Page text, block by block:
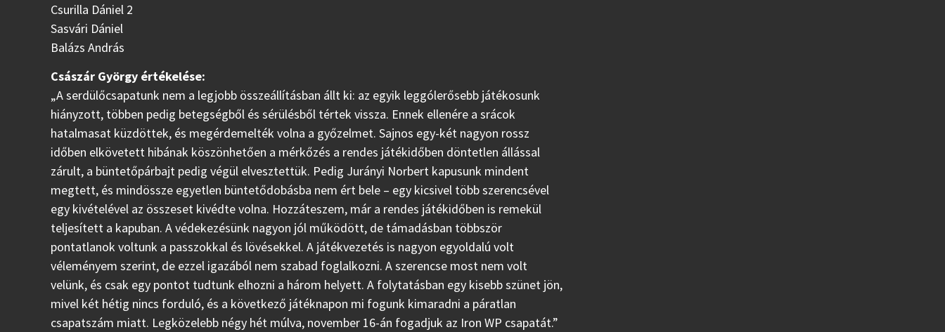
Csurilla Dániel 2
Sasvári Dániel
Balázs András
Császár György értékelése:
„A serdülőcsapatunk nem a legjobb összeállításban állt ki: az egyik leggólerősebb játékosunk
hiányzott, többen pedig betegségből és sérülésből tértek vissza. Ennek ellenére a srácok
hatalmasat küzdöttek, és megérdemelték volna a győzelmet. Sajnos egy-két nagyon rossz
időben elkövetett hibának köszönhetően a mérkőzés a rendes játékidőben döntetlen állással
zárult, a büntetőpárbajt pedig végül elvesztettük. Pedig Jurányi Norbert kapusunk mindent
megtett, és mindössze egyetlen büntetődobásba nem ért bele – egy kicsivel több szerencsével
egy kivételével az összeset kivédte volna. Hozzáteszem, már a rendes játékidőben is remekül
teljesített a kapuban. A védekezésünk nagyon jól működött, de támadásban többször
pontatlanok voltunk a passzokkal és lövésekkel. A játékvezetés is nagyon egyoldalú volt
véleményem szerint, de ezzel igazából nem szabad foglalkozni. A szerencse most nem volt
velünk, és csak egy pontot tudtunk elhozni a három helyett. A folytatásban egy kisebb szünet jön,
mivel két hétig nincs forduló, és a következő játéknapon mi fogunk kimaradni a páratlan
csapatszám miatt. Legközelebb négy hét múlva, november 16-án fogadjuk az Iron WP csapatát.”